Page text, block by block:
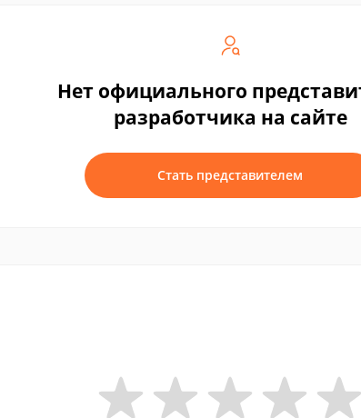
Нет официального
разработчика на сайте
Стать представителем